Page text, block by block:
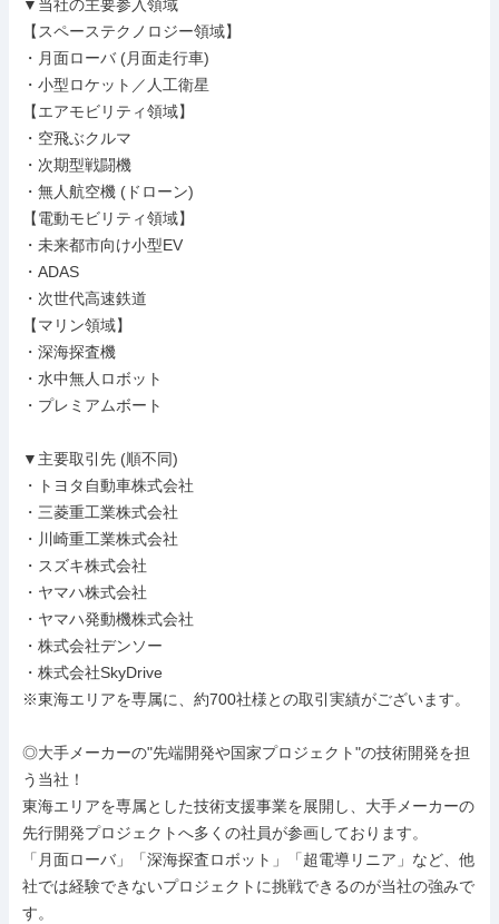
▼当社の主要参入領域
【スペーステクノロジー領域】
・月面ローバ (月面走行車)
・小型ロケット／人工衛星
【エアモビリティ領域】
・空飛ぶクルマ
・次期型戦闘機
・無人航空機 (ドローン)
【電動モビリティ領域】
・未来都市向け小型EV
・ADAS
・次世代高速鉄道
【マリン領域】
・深海探査機
・水中無人ロボット
・プレミアムボート
▼主要取引先 (順不同)
・トヨタ自動車株式会社
・三菱重工業株式会社
・川崎重工業株式会社
・スズキ株式会社
・ヤマハ株式会社
・ヤマハ発動機株式会社
・株式会社デンソー
・株式会社SkyDrive
※東海エリアを専属に、約700社様との取引実績がございます。
◎大手メーカーの"先端開発や国家プロジェクト"の技術開発を担
う当社！
東海エリアを専属とした技術支援事業を展開し、大手メーカーの
先行開発プロジェクトへ多くの社員が参画しております。
「月面ローバ」「深海探査ロボット」「超電導リニア」など、他
社では経験できないプロジェクトに挑戦できるのが当社の強みで
す。